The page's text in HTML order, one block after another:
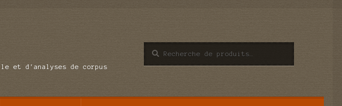
et d'analyses de corpus
pour :